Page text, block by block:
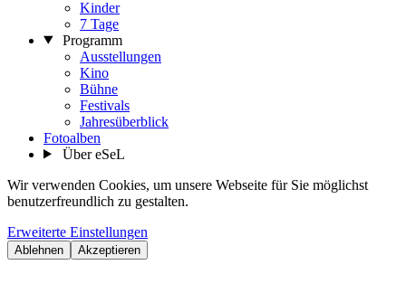
Kinder
7 Tage
Programm
Ausstellungen
Kino
Bühne
Festivals
Jahresüberblick
Fotoalben
Über eSeL
Wir verwenden Cookies, um unsere Webseite für Sie möglichst
benutzerfreundlich zu gestalten.
Erweiterte Einstellungen
Ablehnen Akzeptieren